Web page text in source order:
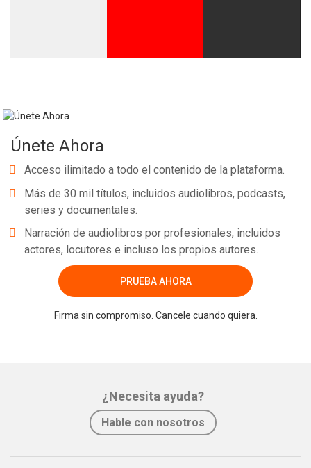
Únete Ahora
Acceso ilimitado a todo el contenido de la plataforma.
Más de 30 mil títulos, incluidos audiolibros, podcasts,
series y documentales.
Narración de audiolibros por profesionales, incluidos
actores, locutores e incluso los propios autores.
PRUEBA AHORA
Firma sin compromiso. Cancele cuando quiera.
¿Necesita ayuda?
Hable con nosotros